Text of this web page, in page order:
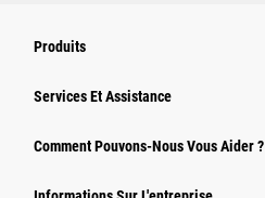
Produits
Services Et Assistance
Comment Pouvons-Nous Vous Aider ?